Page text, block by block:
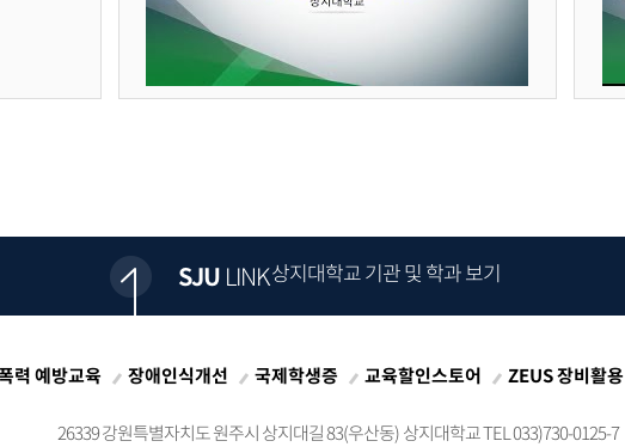
SJU LINK상지대학교 기관 및 학과 보기
력 예방교육 장애인식개선 국제학생증 교육할인스토어 ZEUS 장비활용
26339 강원특별자치도 원주시 상지대길 83(우산동)상지대학교 TEL 033)730-0125-7